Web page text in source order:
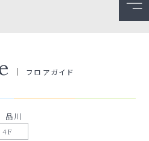
フロアガイド
品川
4F